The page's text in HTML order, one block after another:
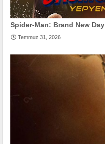
Spider-Man: Brand New Day
Temmuz 31, 2026